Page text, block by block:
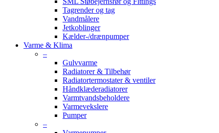
Tagrender og tag
Vandmålere
Jetkoblinger
Kælder-/drænpumper
Varme & Klima
–
Gulvvarme
Radiatorer & Tilbehør
Radiatortermostater & ventiler
Håndklæderadiatorer
Varmtvandsbeholdere
Varmevekslere
Pumper
–